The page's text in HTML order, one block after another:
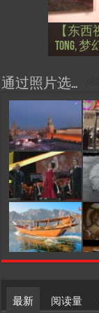
【东
Voyage
【东
Tong, 梦
【东
Tong, 梦
【跨年
année
【一画
Painting
【一画
Painting
【国际
大剧院
d’Ukraine
【国际
会”
Février
【国际
月12日揭
【东西
巴黎”
chinois à
【东西
的“顽
surdoué
【东西
桥展】
organiser
通过照片选…
最新 阅读量